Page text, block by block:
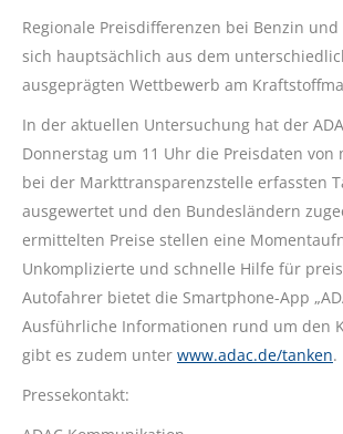
Regionale Preisdifferenzen bei Benzin
sich hauptsächlich aus dem
ausgeprägten Wettbewerb am
In der aktuellen Untersuchung hat der
Donnerstag um 11 Uhr die Preisdaten von
bei der Markttransparenzstelle erfassten
ausgewertet und den Bundesländern
ermittelten Preise stellen eine
Unkomplizierte und schnelle Hilfe für
Autofahrer bietet die Smartphone-App
Ausführliche Informationen rund um den
gibt es zudem unter www.adac.de/tanken.
Pressekontakt: